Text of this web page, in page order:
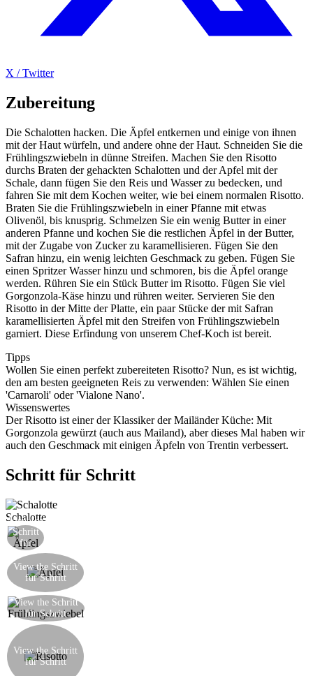
X / Twitter
Zubereitung
Die Schalotten hacken. Die Äpfel entkernen und einige von ihnen
mit der Haut würfeln, und andere ohne der Haut. Schneiden Sie die
Frühlingszwiebeln in dünne Streifen. Machen Sie den Risotto
durchs Braten der gehackten Schalotten und der Apfel mit der
Schale, dann fügen Sie den Reis und Wasser zu bedecken, und
fahren Sie mit dem Kochen weiter, wie bei einem normalen Risotto.
Braten Sie die Frühlingszwiebeln in einer Pfanne mit etwas
Olivenöl, bis knusprig. Schmelzen Sie ein wenig Butter in einer
anderen Pfanne und kochen Sie die restlichen Äpfel in der Butter,
mit der Zugabe von Zucker zu karamellisieren. Fügen Sie den
Safran hinzu, ein wenig leichten Geschmack zu geben. Fügen Sie
einen Spritzer Wasser hinzu und schmoren, bis die Äpfel orange
werden. Rühren Sie ein Stück Butter im Risotto. Fügen Sie viel
Gorgonzola-Käse hinzu und rühren weiter. Servieren Sie den
Risotto in der Mitte der Platte, ein paar Stücke der mit Safran
karamellisierten Äpfel mit den Streifen von Frühlingszwiebeln
garniert. Diese Erfindung von unserem Chef-Koch ist bereit.
Tipps
Wollen Sie einen perfekt zubereiteten Risotto? Nun, es ist wichtig,
den am besten geeigneten Reis zu verwenden: Wählen Sie einen
'Carnaroli' oder 'Vialone Nano'.
Wissenswertes
Der Risotto ist einer der Klassiker der Mailänder Küche: Mit
Gorgonzola gewürzt (auch aus Mailand), aber dieses Mal haben wir
auch den Geschmack mit einigen Äpfeln von Trentin verbessert.
Schritt für Schritt
Schalotte
View the
Schritt
für
Schritt
View the Schritt
für Schritt
View the Schritt
für Schritt
View the Schritt
für Schritt